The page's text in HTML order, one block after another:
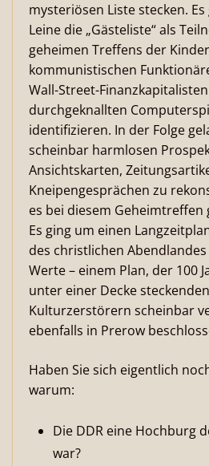
mysteriösen Liste stecken.
Leine die „Gästeliste“ als
geheimen Treffens der
kommunistischen
Wall-Street-
durchgeknallten
identifizieren. In der Folge
scheinbar harmlosen
Ansichtskarten,
Kneipengesprächen zu
es bei diesem Geheimtreffen
Es ging um einen
des christlichen
Werte – einem Plan, der 100
unter einer Decke
Kulturzerstörern scheinbar
ebenfalls in Prerow
Haben Sie sich eigentlich
warum:
Die DDR eine Hochburg
war?